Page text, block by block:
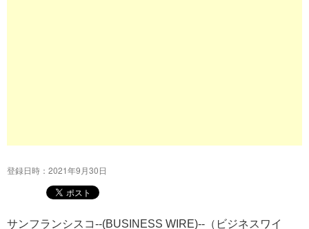
登録日時：2021年9月30日
サンフランシスコ--(BUSINESS WIRE)--（ビジネスワイ